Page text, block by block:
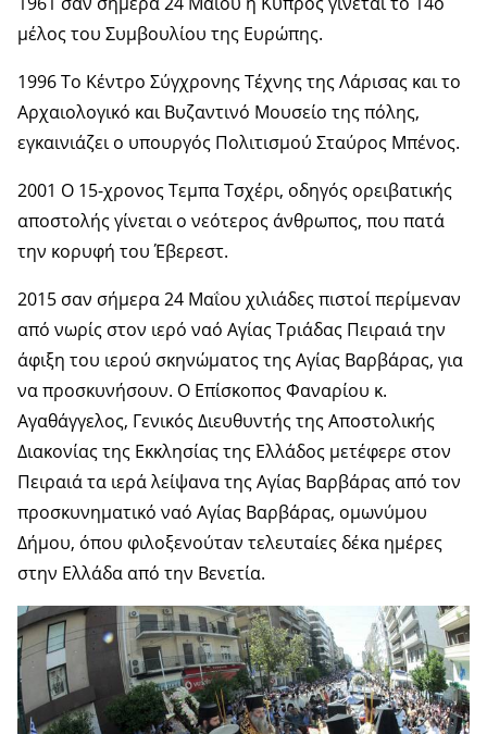
μέλος του Συμβουλίου της Ευρώπης.
1996 Το Κέντρο Σύγχρονης Τέχνης της Λάρισας και το
Αρχαιολογικό και Βυζαντινό Μουσείο της πόλης,
εγκαινιάζει ο υπουργός Πολιτισμού Σταύρος Μπένος.
2001 Ο 15-χρονος Τεμπα Τσχέρι, οδηγός ορειβατικής
αποστολής γίνεται ο νεότερος άνθρωπος, που πατά
την κορυφή του Έβερεστ.
2015 σαν σήμερα 24 Μαΐου χιλιάδες πιστοί περίμεναν
από νωρίς στον ιερό ναό Αγίας Τριάδας Πειραιά την
άφιξη του ιερού σκηνώματος της Αγίας Βαρβάρας, για
να προσκυνήσουν. Ο Επίσκοπος Φαναρίου κ.
Αγαθάγγελος, Γενικός Διευθυντής της Αποστολικής
Διακονίας της Εκκλησίας της Ελλάδος μετέφερε στον
Πειραιά τα ιερά λείψανα της Αγίας Βαρβάρας από τον
προσκυνηματικό ναό Αγίας Βαρβάρας, ομωνύμου
Δήμου, όπου φιλοξενούταν τελευταίες δέκα ημέρες
στην Ελλάδα από την Βενετία.